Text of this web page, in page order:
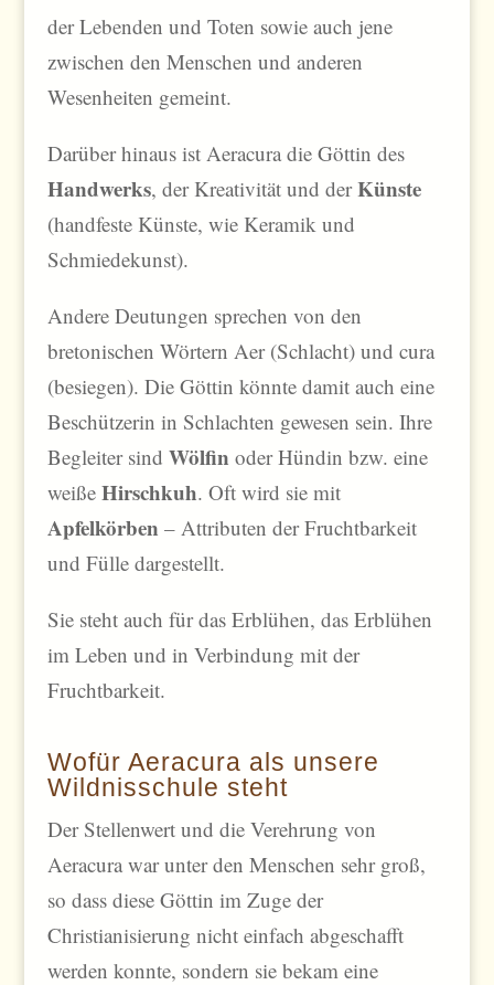
der Lebenden und Toten sowie auch jene
zwischen den Menschen und anderen
Wesenheiten gemeint.
Darüber hinaus ist Aeracura die Göttin des
Handwerks, der Kreativität und derKünste
(handfeste Künste, wie Keramik und
Schmiedekunst).
Andere Deutungen sprechen von den
bretonischen Wörtern Aer (Schlacht) und cura
(besiegen). Die Göttin könnte damit auch eine
Beschützerin in Schlachten gewesen sein. Ihre
Begleiter sind Wölfin oder Hündin bzw. eine
weiße Hirschkuh. Oft wird sie mit
Apfelkörben – Attributen der Fruchtbarkeit
und Fülle dargestellt.
Sie steht auch für das Erblühen, das Erblühen
im Leben und in Verbindung mit der
Fruchtbarkeit.
Wofür Aeracura als unsere
Wildnisschule steht
Der Stellenwert und die Verehrung von
Aeracura war unter den Menschen sehr groß,
so dass diese Göttin im Zuge der
Christianisierung nicht einfach abgeschafft
werden konnte, sondern sie bekam eine